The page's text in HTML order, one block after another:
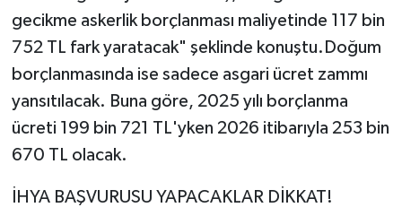
gecikme askerlik borçlanması maliyetinde 117 bin
752 TL fark yaratacak" şeklinde konuştu.Doğum
borçlanmasında ise sadece asgari ücret zammı
yansıtılacak. Buna göre, 2025 yılı borçlanma
ücreti 199 bin 721 TL'yken 2026 itibarıyla 253 bin
670 TL olacak.
İHYA BAŞVURUSU YAPACAKLAR DİKKAT!